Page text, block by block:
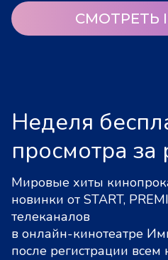
СМОТРЕТЬ
Неделя
просмотра за
Мировые хиты
новинки от START,
телеканалов
в онлайн-кинотеатре
после регистрации